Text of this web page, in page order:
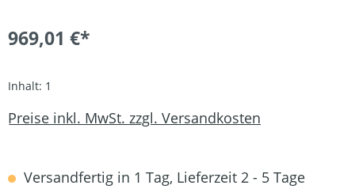
969,01 €*
Inhalt: 1
Preise inkl. MwSt. zzgl. Versandkosten
Versandfertig in 1 Tag, Lieferzeit 2 - 5 Tage